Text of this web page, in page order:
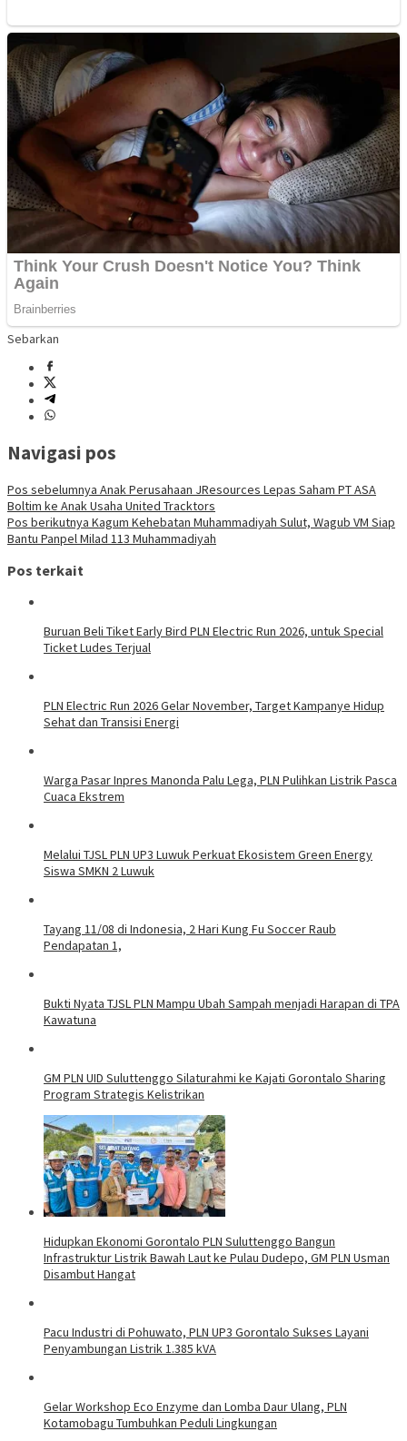
Sebarkan
Navigasi pos
Pos sebelumnya Anak Perusahaan JResources Lepas Saham PT ASA
Boltim ke Anak Usaha United Tracktors
Pos berikutnya Kagum Kehebatan Muhammadiyah Sulut, Wagub VM Siap
Bantu Panpel Milad 113 Muhammadiyah
Pos terkait
Buruan Beli Tiket Early Bird PLN Electric Run 2026, untuk Special
Ticket Ludes Terjual
PLN Electric Run 2026 Gelar November, Target Kampanye Hidup
Sehat dan Transisi Energi
Warga Pasar Inpres Manonda Palu Lega, PLN Pulihkan Listrik Pasca
Cuaca Ekstrem
Melalui TJSL PLN UP3 Luwuk Perkuat Ekosistem Green Energy
Siswa SMKN 2 Luwuk
Tayang 11/08 di Indonesia, 2 Hari Kung Fu Soccer Raub
Pendapatan 1,
Bukti Nyata TJSL PLN Mampu Ubah Sampah menjadi Harapan di TPA
Kawatuna
GM PLN UID Suluttenggo Silaturahmi ke Kajati Gorontalo Sharing
Program Strategis Kelistrikan
Hidupkan Ekonomi Gorontalo PLN Suluttenggo Bangun
Infrastruktur Listrik Bawah Laut ke Pulau Dudepo, GM PLN Usman
Disambut Hangat
Pacu Industri di Pohuwato, PLN UP3 Gorontalo Sukses Layani
Penyambungan Listrik 1.385 kVA
Gelar Workshop Eco Enzyme dan Lomba Daur Ulang, PLN
Kotamobagu Tumbuhkan Peduli Lingkungan